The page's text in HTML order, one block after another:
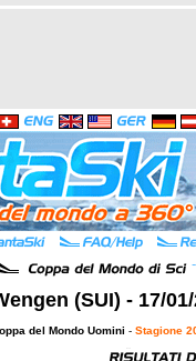
-
(SUI) - 17/
del Mondo Uomini - Stagione